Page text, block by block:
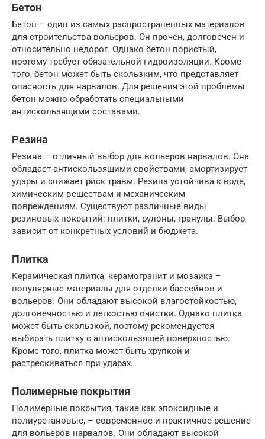
Бетон
Бетон – один из самых распространенных материалов
для строительства вольеров. Он прочен, долговечен и
относительно недорог. Однако бетон пористый,
поэтому требует обязательной гидроизоляции. Кроме
того, бетон может быть скользким, что представляет
опасность для нарвалов. Для решения этой проблемы
бетон можно обработать специальными
антискользящими составами.
Резина
Резина – отличный выбор для вольеров нарвалов. Она
обладает антискользящими свойствами, амортизирует
удары и снижает риск травм. Резина устойчива к воде,
химическим веществам и механическим
повреждениям. Существуют различные виды
резиновых покрытий: плитки, рулоны, гранулы. Выбор
зависит от конкретных условий и бюджета.
Плитка
Керамическая плитка, керамогранит и мозаика –
популярные материалы для отделки бассейнов и
вольеров. Они обладают высокой влагостойкостью,
долговечностью и легкостью очистки. Однако плитка
может быть скользкой, поэтому рекомендуется
выбирать плитку с антискользящей поверхностью.
Кроме того, плитка может быть хрупкой и
растрескиваться при ударах.
Полимерные покрытия
Полимерные покрытия, такие как эпоксидные и
полиуретановые, – современное и практичное решение
для вольеров нарвалов. Они обладают высокой